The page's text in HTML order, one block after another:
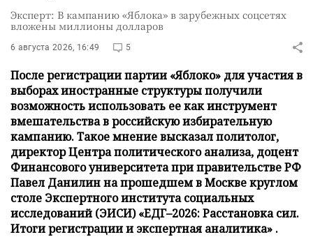
Эксперт: В кампанию «Яблока» в зарубежных соцсетях
вложены миллионы долларов
6 августа 2026, 16:49 5
После регистрации партии «Яблоко» для участия в
выборах иностранные структуры получили
возможность использовать ее как инструмент
вмешательства в российскую избирательную
кампанию. Такое мнение высказал политолог,
директор Центра политического анализа, доцент
Финансового университета при правительстве РФ
Павел Данилин на прошедшем в Москве круглом
столе Экспертного института социальных
исследований (ЭИСИ) «ЕДГ–2026: Расстановка сил.
Итоги регистрации и экспертная аналитика» .